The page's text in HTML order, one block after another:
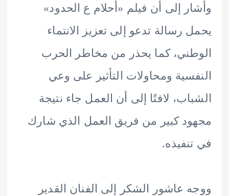
إلى أن فيلم «أحلام ع الحدود»
رسالة تدعو إلى تعزيز الانتماء
كما يحذر من مخاطر الحرب
ومحاولات التأثير على وعي
لافتًا إلى أن العمل جاء نتيجة
كبير من فريق العمل الذي شارك
عاشور الشكر إلى الفنان القدير